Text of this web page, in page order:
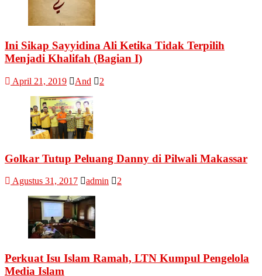
Ini Sikap Sayyidina Ali Ketika Tidak Terpilih
Menjadi Khalifah (Bagian I)
April 21, 2019 And 2
Golkar Tutup Peluang Danny di Pilwali Makassar
Agustus 31, 2017 admin 2
Perkuat Isu Islam Ramah, LTN Kumpul Pengelola
Media Islam